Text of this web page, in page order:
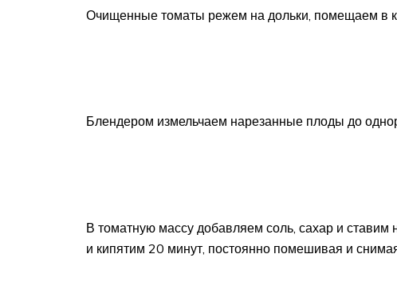
Очищенные томаты режем на дольки, помещаем в
Блендером измельчаем нарезанные плоды до
В томатную массу добавляем соль, сахар и ставим
и кипятим 20 минут, постоянно помешивая и